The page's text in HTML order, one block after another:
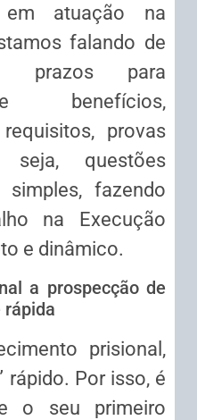
em atuação na
falando de
prazos para
benefícios,
provas
seja, questões
simples, fazendo
na Execução
e dinâmico.
a prospecção de
prisional,
rápido. Por isso, é
o seu primeiro